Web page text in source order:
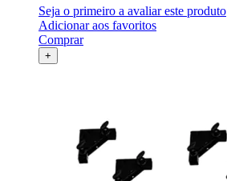
Seja o primeiro a avaliar este produto
Adicionar aos favoritos
Comprar
+